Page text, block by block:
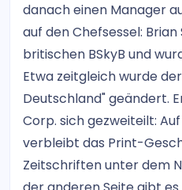
danach einen Manager
auf den Chefsessel:
britischen BSkyB und
Etwa zeitgleich wurde
Deutschland" geändert.
Corp. sich gezweiteilt:
verbleibt das Print-
Zeitschriften unter dem